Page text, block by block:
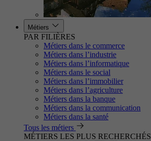
Métiers
PAR FILIÈRES
Métiers dans le commerce
Métiers dans l’industrie
Métiers dans l’informatique
Métiers dans le social
Métiers dans l’immobilier
Métiers dans l’agriculture
Métiers dans la banque
Métiers dans la communication
Métiers dans la santé
Tous les métiers
MÉTIERS LES PLUS RECHERCHÉS